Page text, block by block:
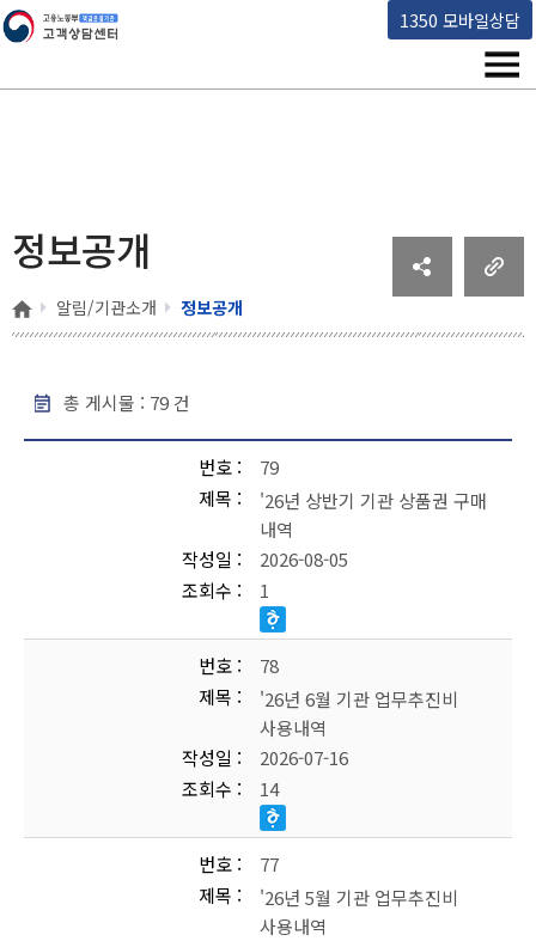
1350 모바일상담
고용노동부 책임운영기관 고객상담센터
메
정보공개
홈 알림/기관소개 정보공개
총 게시물 : 79건
정보공개 - 번호, 제목, 작성일, 조회 , 파일
번호
79
제목
'26년 상반기 기관 상품권 구매
내역
작성일
2026-08-05
조회수
1
번호
78
제목
'26년 6월 기관 업무추진비
사용내역
작성일
2026-07-16
조회수
14
번호
77
제목
'26년 5월 기관 업무추진비
사용내역